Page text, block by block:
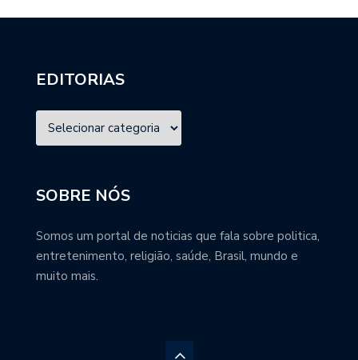
EDITORIAS
SOBRE NÓS
Somos um portal de noticias que fala sobre politica,
entretenimento, religião, saúde, Brasil, mundo e
muito mais.